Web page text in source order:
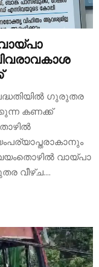
ഗുരുതര
കണക്ക്
വായ്പാ
വീഴ്ച....